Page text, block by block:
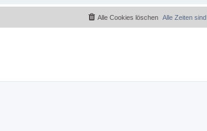
Alle Zeiten sind
Alle Cookies löschen